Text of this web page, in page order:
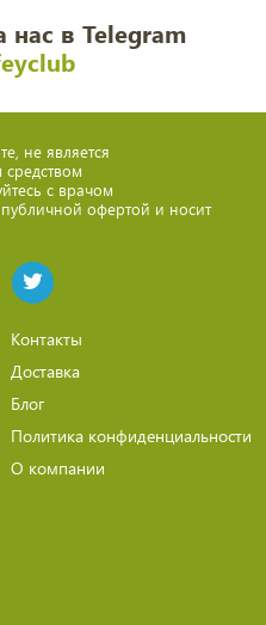
в Telegram
не является
с врачом
офертой и носит
Контакты
Доставка
Блог
Политика конфиденциальности
О компании